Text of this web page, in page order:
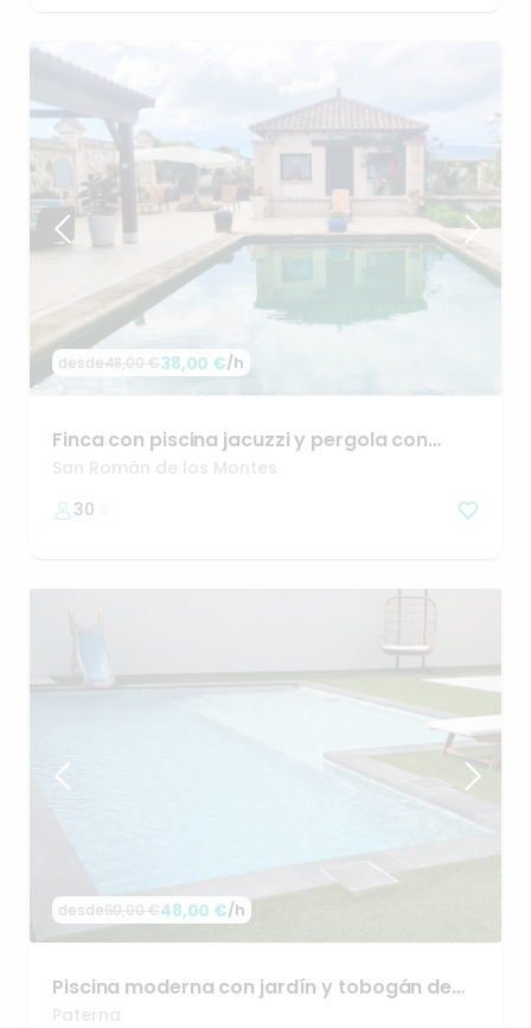
desde48,00 €38,00 €/h
Finca con piscina jacuzziy pergola con
encanto 🤗
San Román de los Montes
30
desde60,00 €48,00 €/h
Piscina moderna con jardín y tobogán de
aguaopcional
Paterna